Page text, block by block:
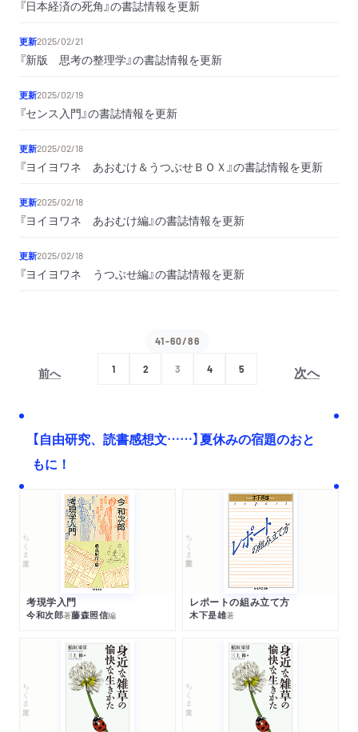
『日本経済の死角』の書誌情報を更新
更新2025/02/21
『新版 思考の整理学』の書誌情報を更新
更新2025/02/19
『センス入門』の書誌情報を更新
更新2025/02/18
『ヨイヨワネ あおむけ＆うつぶせＢＯＸ』の書誌情報を更新
更新2025/02/18
『ヨイヨワネ あおむけ編』の書誌情報を更新
更新2025/02/18
『ヨイヨワネ うつぶせ編』の書誌情報を更新
前へ
41-60/86
1 2 3 4 5 次へ
【自由研究、読書感想文……】夏休みの宿題のおと
もに！
ちくま文庫
考現学入門
今和次郎著藤森照信編
ちくま学芸文庫
レポートの組み立て方
木下是雄著
ちくま文庫 ちくま文庫